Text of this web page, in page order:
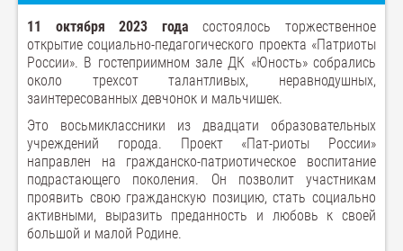
11 октября 2023 года состоялось торжественное
открытие социально-педагогического проекта «Патриоты
России». В гостеприимном зале ДК «Юность» собрались
около трехсот талантливых, неравнодушных,
заинтересованных девчонок и мальчишек.
Это восьмиклассники из двадцати образовательных
учреждений города. Проект «Пат-риоты России»
направлен на гражданско-патриотическое воспитание
подрастающего поколения. Он позволит участникам
проявить свою гражданскую позицию, стать социально
активными, выразить преданность и любовь к своей
большой и малой Родине.